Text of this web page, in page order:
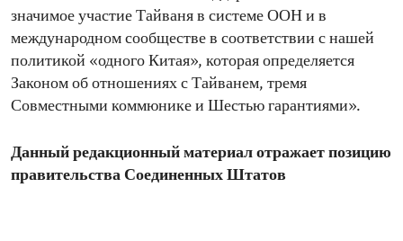
значимое участие Тайваня в системе ООН и в
международном сообществе в соответствии с нашей
политикой «одного Китая», которая определяется
Законом об отношениях с Тайванем, тремя
Совместными коммюнике и Шестью гарантиями».
Данный редакционный материал отражает позицию
правительства Соединенных Штатов